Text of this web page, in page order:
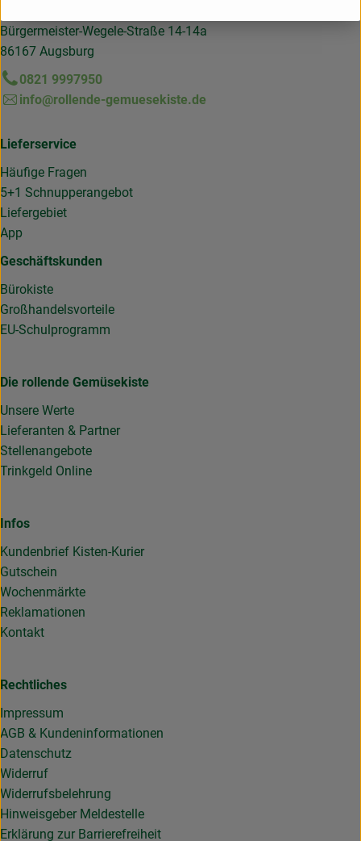
Bürgermeister-Wegele-Straße 14-14a
86167 Augsburg
0821 9997950
info@rollende-gemuesekiste.de
Lieferservice
Häufige Fragen
5+1 Schnupperangebot
Liefergebiet
App
Geschäftskunden
Bürokiste
Großhandelsvorteile
EU-Schulprogramm
Die rollende Gemüsekiste
Unsere Werte
Lieferanten & Partner
Stellenangebote
Trinkgeld Online
Infos
Kundenbrief Kisten-Kurier
Gutschein
Wochenmärkte
Reklamationen
Kontakt
Rechtliches
Impressum
AGB & Kundeninformationen
Datenschutz
Widerruf
Widerrufsbelehrung
Hinweisgeber Meldestelle
Erklärung zur Barrierefreiheit